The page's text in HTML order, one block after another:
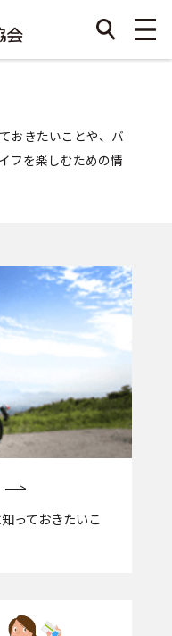
おきたいことや、バ
フを楽しむための情
っておきたいこ